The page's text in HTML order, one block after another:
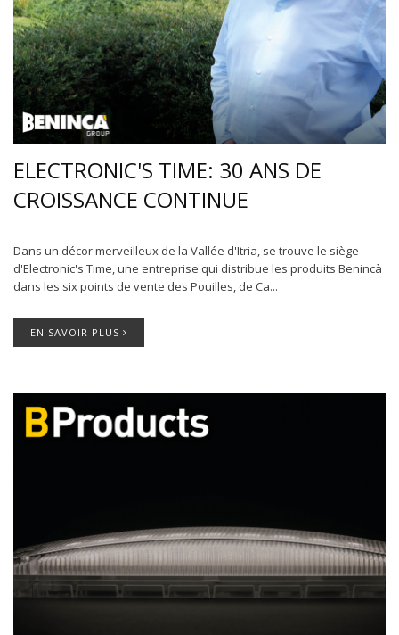
ELECTRONIC'S TIME: 30 ANS DE
CROISSANCE CONTINUE
Dans un décor merveilleux de la Vallée d'Itria, se trouve le siège
d'Electronic's Time, une entreprise qui distribue les produits Benincà
dans les six points de vente des Pouilles, de Ca...
EN SAVOIR PLUS